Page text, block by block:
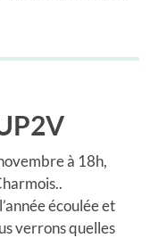
à 18h,
écoulée et
verrons quelles